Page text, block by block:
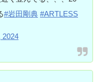
#岩田剛典 #ARTLESS
2024